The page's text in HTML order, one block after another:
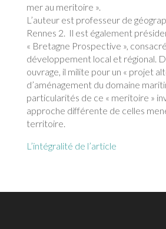
mer au meritoire ».
L’auteur est professeur de
Rennes 2. Il est également
« Bretagne Prospective »,
développement local et régional.
ouvrage, il milite pour un « projet
d’aménagement du domaine
particularités de ce « meritoire »
approche différente de celles
territoire.
L’intégralité de l’article